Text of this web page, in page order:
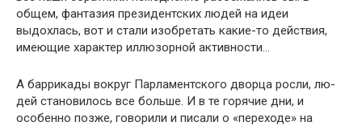
общем, фантазия президентских людей на идеи
выдохлась, вот и стали изо­бретать какие-то действия,
имеющие характер иллюзорной активности…
А баррикады вокруг Парламентского дворца росли, лю­
дей становилось все больше. И в те горячие дни, и
особенно позже, говорили и писали о «переходе» на